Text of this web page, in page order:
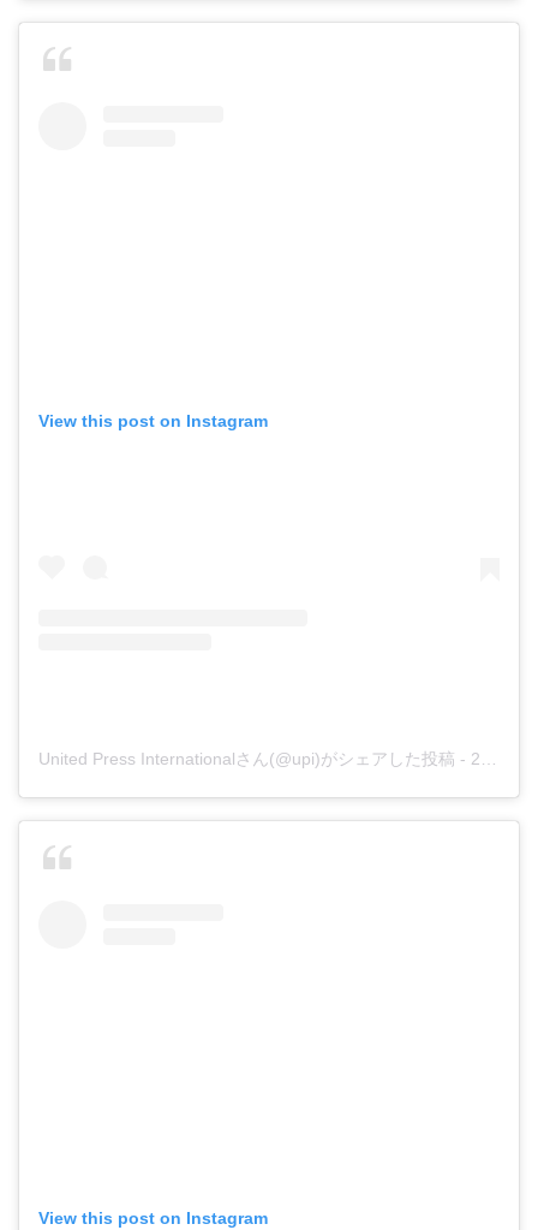
View this post on Instagram
United Press Internationalさん(@upi)がシェアした投稿 - 2017年 6月月15日午前8時34分PDT
View this post on Instagram